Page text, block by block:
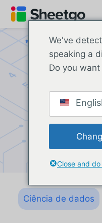
Ciência de dados
We've
speaking a
Do you
Close and